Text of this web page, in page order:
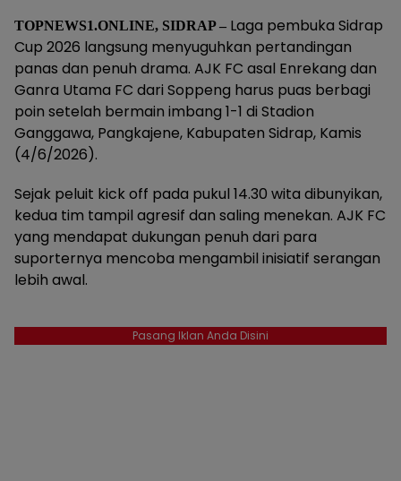
TOPNEWS1.ONLINE, SIDRAP – Laga pembuka Sidrap
Cup 2026 langsung menyuguhkan pertandingan
panas dan penuh drama. AJK FC asal Enrekang dan
Ganra Utama FC dari Soppeng harus puas berbagi
poin setelah bermain imbang 1-1 di Stadion
Ganggawa, Pangkajene, Kabupaten Sidrap, Kamis
(4/6/2026).
Sejak peluit kick off pada pukul 14.30 wita dibunyikan,
kedua tim tampil agresif dan saling menekan. AJK FC
yang mendapat dukungan penuh dari para
suporternya mencoba mengambil inisiatif serangan
lebih awal.
Pasang Iklan Anda Disini